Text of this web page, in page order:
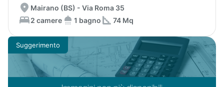
Mairano (BS) - Via Roma 35
2 camere
1 bagno 74 Mq
Suggerimento